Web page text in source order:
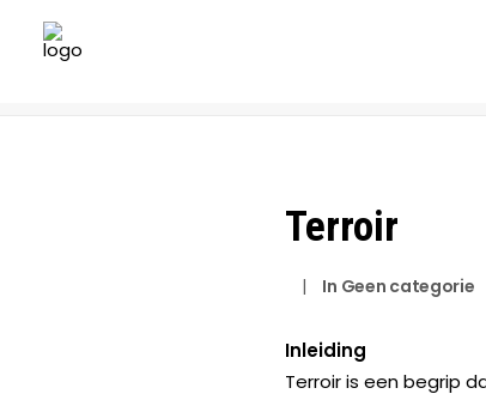
Home
Terroir
| In Geen categorie
Inleiding
Terroir is een begrip